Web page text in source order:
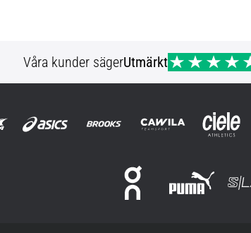
Våra kunder sägerUtmärkt